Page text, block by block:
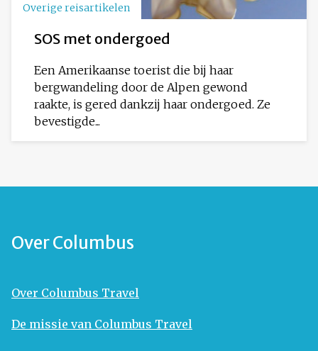
Overige reisartikelen
SOS met ondergoed
Een Amerikaanse toerist die bij haar
bergwandeling door de Alpen gewond
raakte, is gered dankzij haar ondergoed. Ze
bevestigde...
Over Columbus
Over Columbus Travel
De missie van Columbus Travel